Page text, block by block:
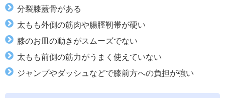
分裂膝蓋骨がある
太もも外側の筋肉や腸脛靭帯が硬い
膝のお皿の動きがスムーズでない
太もも前側の筋力がうまく使えていない
ジャンプやダッシュなどで膝前方への負担が強い